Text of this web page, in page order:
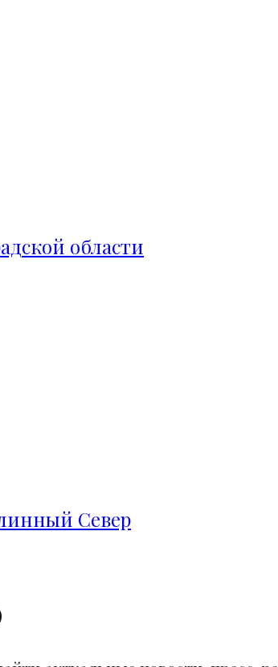
области
Север